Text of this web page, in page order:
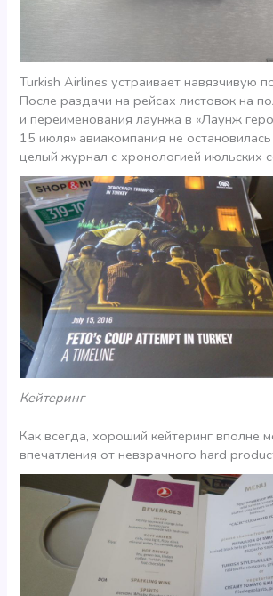
Turkish Airlines устраивает навязчивую
После раздачи на рейсах листовок на
и переименования лаунжа в «Лаунж
15 июля» авиакомпания не
целый журнал с хронологией июльских
Кейтеринг
Как всегда, хороший кейтеринг вполне
впечатления от невзрачного hard